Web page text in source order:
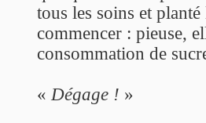
tous les soins et
commencer : pieuse,
consommation de
« Dégage ! »